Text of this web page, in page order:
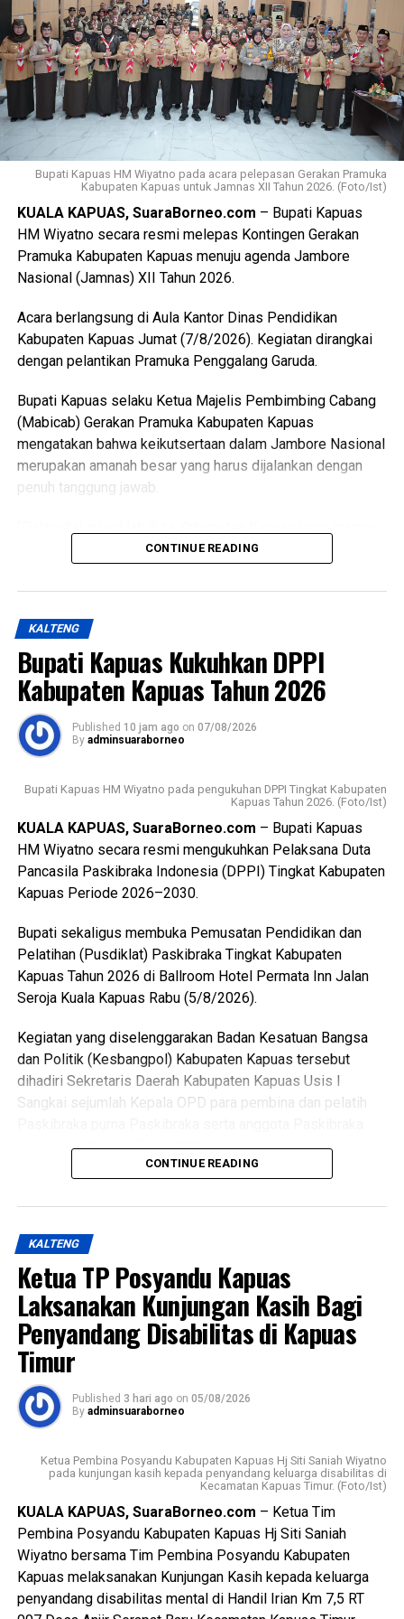
antaranya perbedaan data antar instansi perubahan
penggunaan lahan singkronisasi dengan RTRW dan RDTR.
“Oleh karena itu terkait hal tersebut kami menyepakati data
final LP2B data LCP2B menyempurnakan Raperda melalui
proses harmonisasi dan pembahasan DPRD,” ujarnya.
(Ujg/SB)
Views: 9
Bagikan ke
WhatsApp 0 Facebook 0
Bupati Kapuas HM Wiyatno pada acara pelepasan Gerakan Pramuka
Kabupaten Kapuas untuk Jamnas XII Tahun 2026. (Foto/Ist)
KUALA KAPUAS, SuaraBorneo.com – Bupati Kapuas
HM Wiyatno secara resmi melepas Kontingen Gerakan
Pramuka Kabupaten Kapuas menuju agenda Jambore
Nasional (Jamnas) XII Tahun 2026.
Acara berlangsung di Aula Kantor Dinas Pendidikan
Kabupaten Kapuas Jumat (7/8/2026). Kegiatan dirangkai
dengan pelantikan Pramuka Penggalang Garuda.
Bupati Kapuas selaku Ketua Majelis Pembimbing Cabang
(Mabicab) Gerakan Pramuka Kabupaten Kapuas
mengatakan bahwa keikutsertaan dalam Jambore Nasional
merupakan amanah besar yang harus dijalankan dengan
penuh tanggung jawab.
menunjukkan sikap disiplin, sopan santun semangat
dan Dasa Dharma Pramuka,” ujarnya.
Ia mengatakan pembentukan karakter tersebut selaras
dengan penetapan predikat Pramuka Penggalang Garuda.
Oleh karena itu melalui pembinaan ketat para anggota yang
dilantik diharapkan mampu menjadi teladan.
Sementara itu Ketua Kwartir Cabang (Kwarcab) Gerakan
Pramuka Kapuas Suwarno Muriyat mengatakan pelantikan
Pramuka Penggalang Garuda ini menjadi sejarah baru
karena merupakan yang pertama kali dilaksanakan di
Kabupaten Kapuas setelah para peserta melampaui
serangkaian ujian ketat.
Ia menyebutkan ada sebanyak 47 anggota kontingen yang
terdiri dari peserta, pembina, dan pendamping
diberangkatkan menuju Bumi Perkemahan dan Graha
Wisata (Buperta) Cibubur Jakarta, untuk mengikuti agenda
Jamnas pada 13–23 Agustus 2026.
“Mereka akan bergabung dengan Pramuka Penggalang se-
Indonesia menurut informasi juga hadir Pramuka se-Asia
Tenggara. Ini merupakan hal positif bagi perkembangan
anak-anak terutama duta Pramuka Kabupaten Kapuas,”
ujarnya. (Ujg/SB)
Messenger
CONTINUE READING
KALTENG
Bupati Kapuas Kukuhkan DPPI
Kabupaten Kapuas Tahun 2026
Published 10 jam ago on 07/08/2026
By adminsuaraborneo
Bupati Kapuas HM Wiyatno pada pengukuhan DPPI Tingkat Kabupaten
Kapuas Tahun 2026. (Foto/Ist)
KUALA KAPUAS, SuaraBorneo.com – Bupati Kapuas
HM Wiyatno secara resmi mengukuhkan Pelaksana Duta
Pancasila Paskibraka Indonesia (DPPI) Tingkat Kabupaten
Kapuas Periode 2026–2030.
Bupati sekaligus membuka Pemusatan Pendidikan dan
Pelatihan (Pusdiklat) Paskibraka Tingkat Kabupaten
Kapuas Tahun 2026 di Ballroom Hotel Permata Inn Jalan
Seroja Kuala Kapuas Rabu (5/8/2026).
Kegiatan yang diselenggarakan Badan Kesatuan Bangsa
dan Politik (Kesbangpol) Kabupaten Kapuas tersebut
dihadiri Sekretaris Daerah Kabupaten Kapuas Usis I
Sangkai sejumlah Kepala OPD para pembina dan pelatih
Kabupaten Kapuas Tahun 2026.
Kabupaten Kapuas berkomitmen mewujudkan
sumber daya manusia sebagai bagian dari visi daerah,
yakni mewujudkan masyarakat Kabupaten Kapuas yang
berdaya saing, sejahtera indah aman dan religius.
Ia mengatakan keberhasilan pembangunan tidak hanya
diukur dari kemajuan fisik dan ekonomi tetapi juga dari
lahirnya generasi muda yang memiliki integritas jiwa
nasionalisme mampu beradaptasi dengan perkembangan
zaman, serta tetap berpegang teguh pada nilai-nilai
bernegara.
$Paskibraka merupakan wadah pembentukan karakter
generasi muda yang berlandaskan nilai-nilai Pancasila
cinta tanah air disiplin tanggung jawab kepemimpinan, dan
semangat gotong royong,” ujarnya.
Kepala Badan Kesbangpol Kabupaten Kapuas Yunabut
CONTINUE READING
KALTENG
Ketua TP Posyandu Kapuas
Laksanakan Kunjungan Kasih Bagi
Penyandang Disabilitas di Kapuas
Timur
Published 3 hari ago on 05/08/2026
By adminsuaraborneo
Ketua Pembina Posyandu Kabupaten Kapuas Hj Siti Saniah Wiyatno
pada kunjungan kasih kepada penyandang keluarga disabilitas di
Kecamatan Kapuas Timur. (Foto/Ist)
KUALA KAPUAS, SuaraBorneo.com – Ketua Tim
Pembina Posyandu Kabupaten Kapuas Hj Siti Saniah
Wiyatno bersama Tim Pembina Posyandu Kabupaten
Kapuas melaksanakan Kunjungan Kasih kepada keluarga
penyandang disabilitas mental di Handil Irian Km 7,5 RT